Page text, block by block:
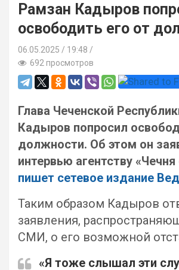
Рамзан Кадыров
освободить его от
06.05.2025
19:48 /
692 просмотров
Глава Чеченской
Кадыров попросил
должности. Об этом он
интервью агентству «Чечня
пишет сетевое издание
Таким образом Кадыров
заявления,
СМИ, о его возможной
«Я тоже слышал эти